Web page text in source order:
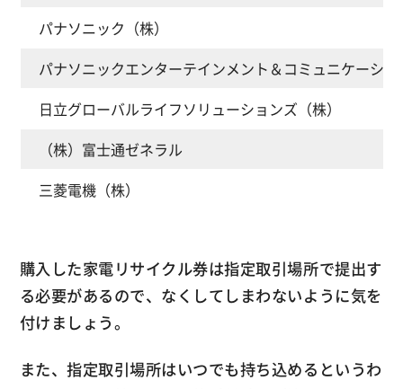
パナソニック（株）
パナソニックエンターテインメント＆コミュニケーシ
日立グローバルライフソリューションズ（株）
（株）富士通ゼネラル
三菱電機（株）
購入した家電リサイクル券は指定取引場所で提出す
る必要があるので、なくしてしまわないように気を
付けましょう。
また、指定取引場所はいつでも持ち込めるというわ